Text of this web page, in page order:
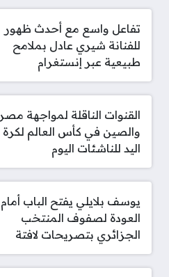
تفاعل واسع مع أحدث ظهور
للفنانة شيري عادل بملامح
طبيعية عبر إنستغرام
القنوات الناقلة لمواجهة مصر
والصين في كأس العالم لكرة
اليد للناشئات اليوم
يوسف بلايلي يفتح الباب أمام
العودة لصفوف المنتخب
الجزائري بتصريحات لافتة